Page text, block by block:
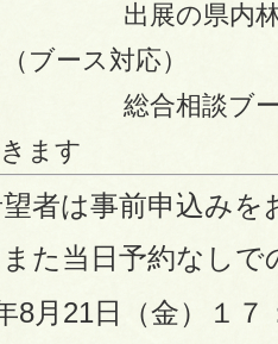
林業経営体
ブース対応）
ースで林業
ます
者は事前申込みを
なしでの参
8月21日（金）１７